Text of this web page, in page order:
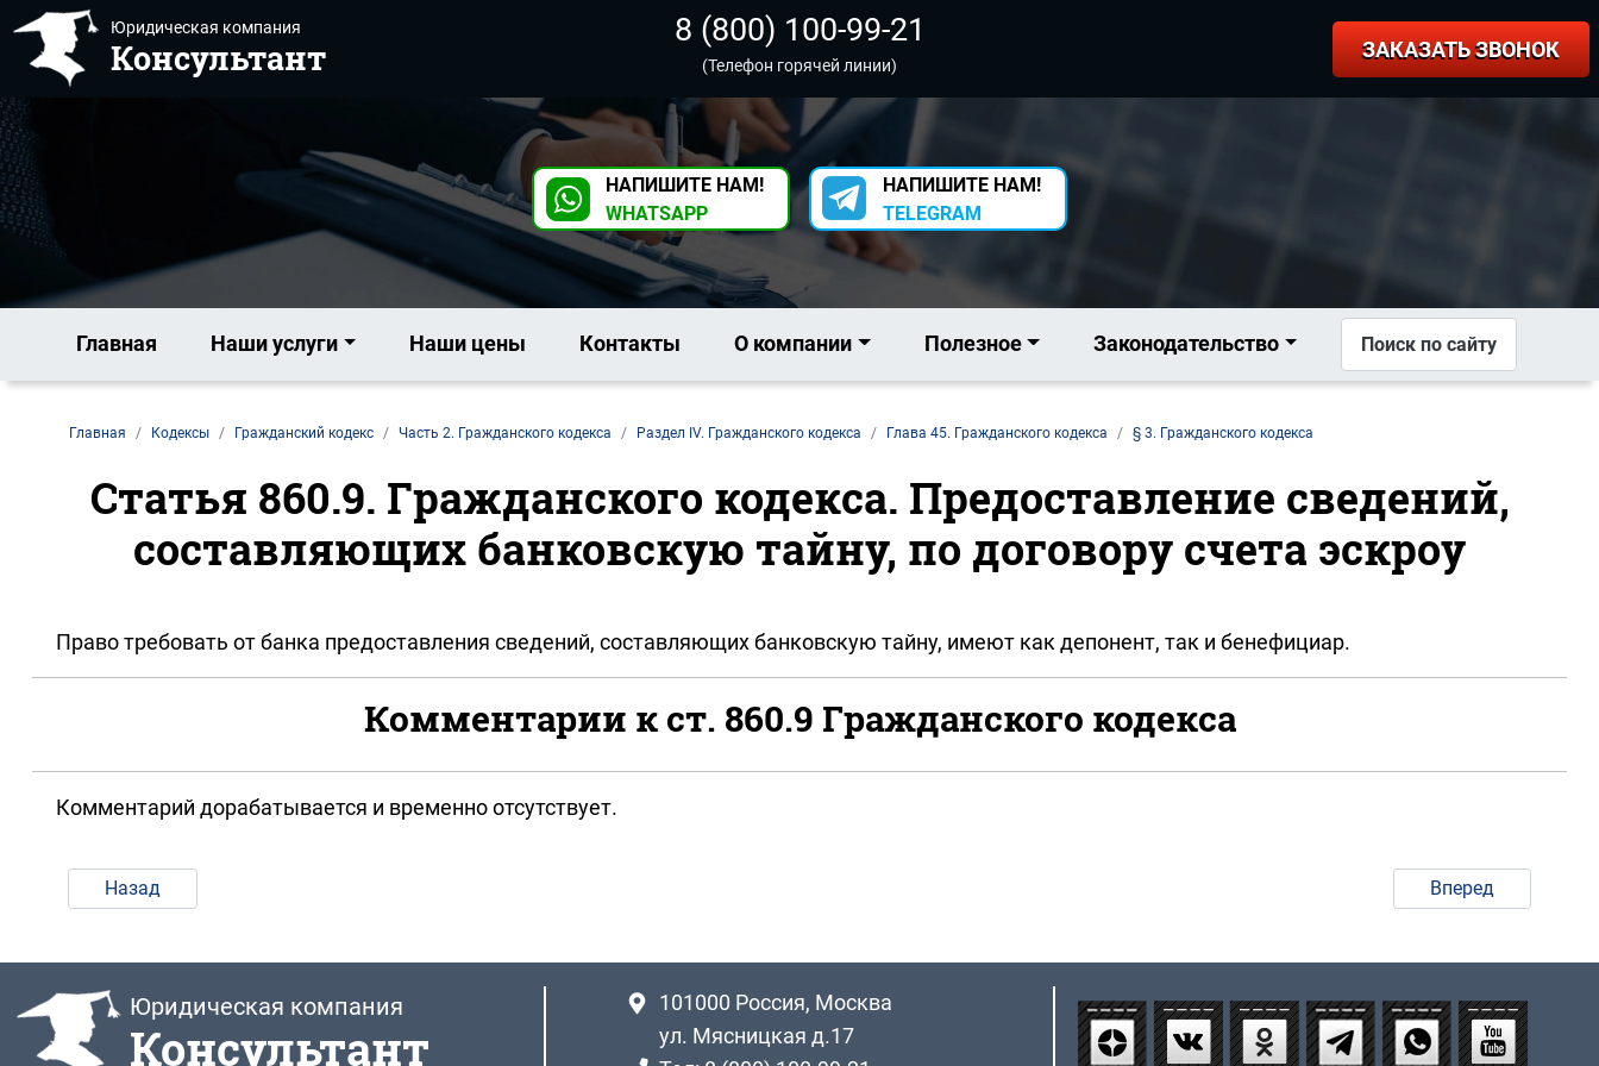
Юридическая компания
Консультант
8 (800) 100-99-21
(Телефон горячей линии)
ЗАКАЗАТЬ ЗВОНОК
НАПИШИТЕ НАМ!
WHATSAPP
НАПИШИТЕ НАМ!
TELEGRAM
Главная Наши услуги Наши цены Контакты О компании Полезное Законодательство Поиск по сайту
Главная Кодексы Гражданский кодекс Часть 2. Гражданского кодекса Раздел IV. Гражданского кодекса Глава 45. Гражданского кодекса § 3. Гражданского кодекса
Статья 860.9. Гражданского кодекса. Предоставление сведений,
составляющих банковскую тайну, по договору счета эскроу
Право требовать от банка предоставления сведений, составляющих банковскую тайну, имеют как депонент, так и бенефициар.
Комментарии к ст. 860.9 Гражданского кодекса
Комментарий дорабатывается и временно отсутствует.
Назад Вперед
Юридическая компания
Консультант
101000 Россия, Москва
ул. Мясницкая д.17